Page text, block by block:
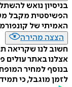
בניסיון נואש
הפשיסטית מקבל
האמיתי של
הצצה מהירה
חשוב לנו שקריאה
אצלנו באתר עולים
בנוסף למחיר
לזמן מוגבל, כי